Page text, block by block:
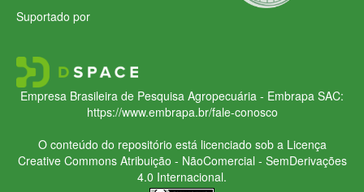
Suportado por
Empresa Brasileira de Pesquisa Agropecuária - Embrapa SAC:
https://www.embrapa.br/fale-conosco
O conteúdo do repositório está licenciado sob a Licença
Creative CommonsAtribuição - NãoComercial - SemDerivações
4.0 Internacional.